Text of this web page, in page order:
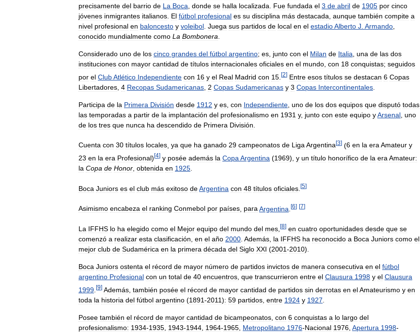
precisamente del barrio de La Boca donde se halla localizada Fue fundada el 3 de abril de 1905 por cinco
jóvenes inmigrantes italianos El fútbol profesional es su disciplina más destacada aunque también compite a
nivel profesional en baloncesto y voleibol Juega sus partidos de local en el estadioAlberto J Armando
conocido mundialmente como La Bombonera
Considerado uno de los cinco grandes del fútbol argentino; es junto con el Milan de Italia una de las dos
instituciones con mayor cantidad de títulos internacionales oficiales en el mundo con 18 conquistas; seguidos
por el ClubAtlético Independiente con 16 y el Real Madrid con 15 [2] Entre esos títulos se destacan 6 Copas
Libertadores 4 Recopas Sudamericanas 2 Copas Sudamericanas y 3 Copas Intercontinentales
Participa de la Primera División desde 1912 y es con Independiente uno de los dos equipos que disputó todas
las temporadas a partir de la implantación del profesionalismo en 1931 y, junto con este equipo yArsenal uno
de los tres que nunca ha descendido de Primera División
Cuenta con 30 títulos locales ya que ha ganado 29 campeonatos de LigaArgentina[3] (6 en la eraAmateur y
23 en la era Profesional) [4] y posée además la Copa Argentina (1969), y un título honorífico de la era Amateur:
la Copa de Honor obtenida en 1925
Boca Juniors es el club más exitoso deArgentina con 48 títulos oficiales [5]
Asimismo encabeza el ranking Conmebol por países paraArgentina [6] [7]
La IFFHS lo ha elegido como el Mejor equipo del mundo del mes [8] en cuatro oportunidades desde que se
comenzó a realizar esta clasificación en el año 2000 Además la IFFHS ha reconocido a Boca Juniors como el
mejor club de Sudamérica en la primera década del Siglo XXI (2001-2010).
Boca Juniors ostenta el récord de mayor número de partidos invictos de manera consecutiva en el fútbol
argentino Profesional con un total de 40 encuentros que transcurrieron entre el Clausura 1998 y el Clausura
1999 [9] Además también posée el récord de mayor cantidad de partidos sin derrotas en elAmateurismo y en
toda la historia del fútbol argentino (1891-2011): 59 partidos entre 1924 y 1927
Posee también el récord de mayor cantidad de bicampeonatos con 6 conquistas a lo largo del
profesionalismo: 1934-1935 1943-1944 1964-1965 Metropolitano 1976-Nacional 1976 Apertura 1998-